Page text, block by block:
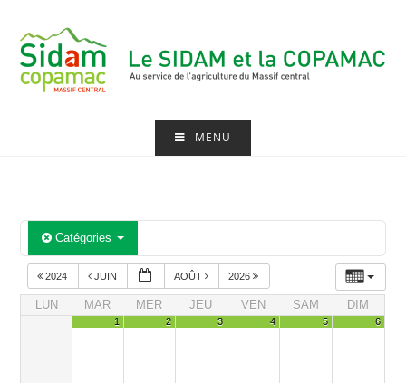
content
MENU
Catégories
2024 JUIN AOÛT 2026
LUN MAR MER JEU VEN SAM DIM
1 2 3 4 5 6